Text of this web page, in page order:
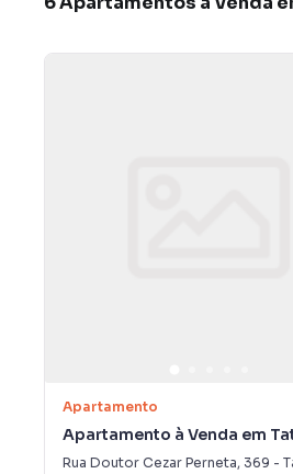
Apartamento
Apartamento à Venda em
Rua Doutor Cezar Perneta, 369 -